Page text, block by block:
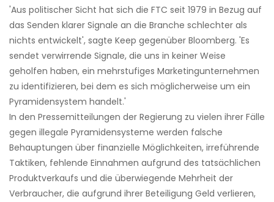
'Aus politischer Sicht hat sich die FTC seit 1979 in Bezug auf
das Senden klarer Signale an die Branche schlechter als
nichts entwickelt', sagte Keep gegenüber Bloomberg. 'Es
sendet verwirrende Signale, die uns in keiner Weise
geholfen haben, ein mehrstufiges Marketingunternehmen
zu identifizieren, bei dem es sich möglicherweise um ein
Pyramidensystem handelt.'
In den Pressemitteilungen der Regierung zu vielen ihrer Fälle
gegen illegale Pyramidensysteme werden falsche
Behauptungen über finanzielle Möglichkeiten, irreführende
Taktiken, fehlende Einnahmen aufgrund des tatsächlichen
Produktverkaufs und die überwiegende Mehrheit der
Verbraucher, die aufgrund ihrer Beteiligung Geld verlieren,